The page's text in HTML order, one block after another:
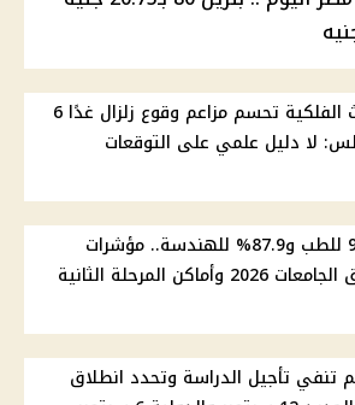
البحوث الفلكية تحسم مزاعم وقوع زلزال غدًا 6
لا دليل علمي على التوقعات
92.8% للطب و87.9% للهندسة.. مؤشرات
وأماكن المرحلة الثانية
تنفي تأجيل الدراسة وتحدد انطلاق